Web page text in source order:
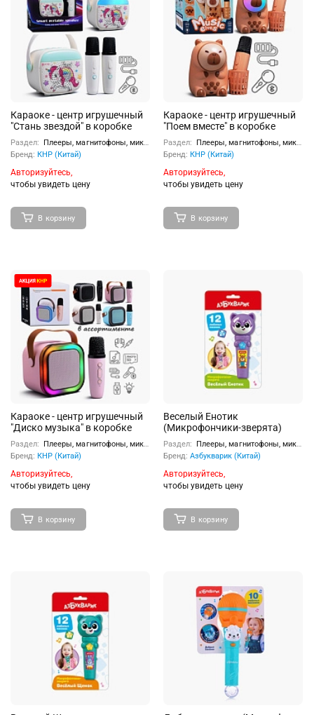
Караоке - центр игрушечный
"Стань звездой" в коробке
Раздел:
Плееры, магнитофоны, микрофоны
Бренд: КНР (Китай)
Авторизуйтесь,
чтобы увидеть цену
В корзину
Караоке - центр игрушечный
"Поем вместе" в коробке
Раздел:
Плееры, магнитофоны, микрофоны
Бренд: КНР (Китай)
Авторизуйтесь,
чтобы увидеть цену
В корзину
Караоке - центр игрушечный
"Диско музыка" в коробке
Раздел:
Плееры, магнитофоны, микрофоны
Бренд: КНР (Китай)
Авторизуйтесь,
чтобы увидеть цену
В корзину
Веселый Енотик
(Микрофончики-зверята)
Раздел:
Плееры, магнитофоны, микрофоны
Бренд: Азбукварик (Китай)
Авторизуйтесь,
чтобы увидеть цену
В корзину